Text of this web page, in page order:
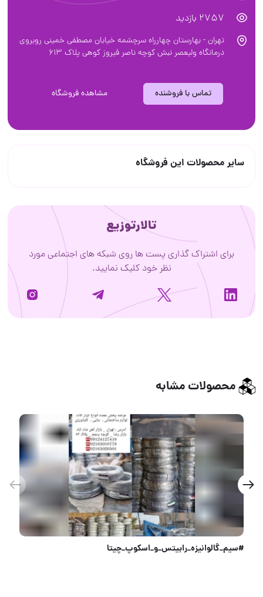
2757 بازدید
تهران - بهارستان چهارراه سرچشمه خیابان مصطفی خمینی روبروی
درمانگاه ولیعصر نبش کوچه ناصر فیروز کوهی پلاک 613
تماس با فروشنده مشاهده فروشگاه
سایر محصولات این فروشگاه
تالارتوزیع
برای اشتراک گذاری پست ها روی شبکه های اجتماعی مورد
نظر خود کلیک نمایید.
محصولات مشابه